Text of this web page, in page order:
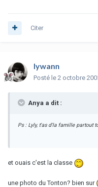
Citer
lywann
Posté le 2 octobre
Anya a dit :
Ps : Lyly, t'as d'la famille partout
et ouais c'est la classe
une photo du Tonton? bien sur